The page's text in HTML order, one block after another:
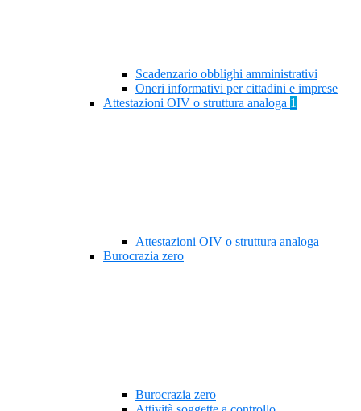
Scadenzario obblighi amministrativi
Oneri informativi per cittadini e imprese
Attestazioni OIV o struttura analoga 1
Attestazioni OIV o struttura analoga
Burocrazia zero
Burocrazia zero